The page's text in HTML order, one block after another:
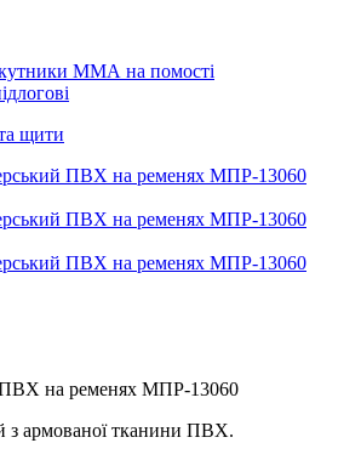
ММА на помості
щити
на ременях МПР-13060
з армованої тканини ПВХ.